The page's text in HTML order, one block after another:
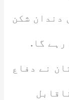
دندان شکن
گا.
نے دفاع